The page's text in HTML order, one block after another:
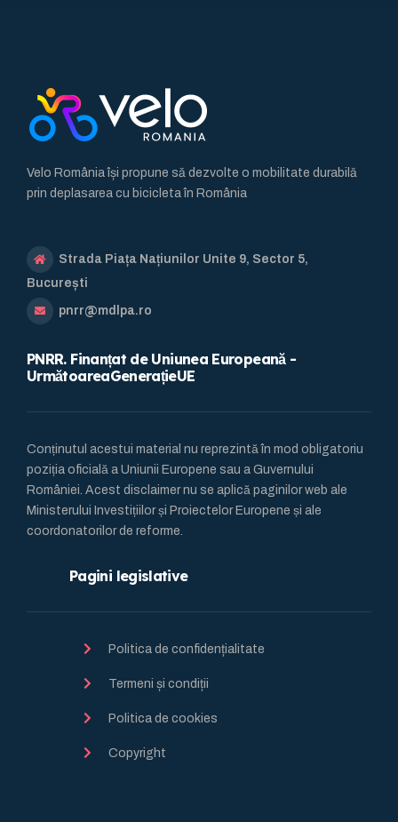
Velo România își propune să dezvolte o mobilitate durabilă
prin deplasarea cu bicicleta în România
Strada Piața Națiunilor Unite 9, Sector 5,
București
pnrr@mdlpa.ro
PNRR. Finanțat de Uniunea Europeană -
UrmătoareaGenerațieUE
Conținutul acestui material nu reprezintă în mod obligatoriu
poziția oficială a Uniunii Europene sau a Guvernului
României. Acest disclaimer nu se aplică paginilor web ale
Ministerului Investițiilor și Proiectelor Europene și ale
coordonatorilor de reforme.
Pagini legislative
Politica de confidențialitate
Termeni și condiții
Politica de cookies
Copyright